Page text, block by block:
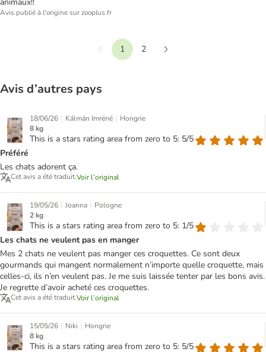
Avis publié à l'origine sur zooplus.fr
Précédent
1
2
Avis d’autres pays
18/06/26 | Kálmán Imréné | Hongrie
8 kg
This is a stars rating area from zero to 5: 5/5
Préféré
Les chats adorent ça.
Cet avis a été traduit.Voir l’original
19/05/26 | Joanna | Pologne
2 kg
This is a stars rating area from zero to 5: 1/5
Les chats ne veulent pas en manger
Mes 2 chats ne veulent pas manger ces croquettes. Ce sont deux
gourmands qui mangent normalement n’importe quelle croquette, mais
celles-ci, ils n’en veulent pas. Je me suis laissée tenter par les bons avis.
Je regrette d’avoir acheté ces croquettes.
Cet avis a été traduit.Voir l’original
15/05/26 | Niki | Hongrie
8 kg
This is a stars rating area from zero to 5: 5/5